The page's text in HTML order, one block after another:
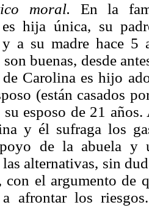
moral. En la
hija única, su
a su madre hace 5
buenas, desde
Carolina es hijo
(están casados
su esposo de 21
y él sufraga los
de la abuela y
alternativas, sin
con el argumento de
a afrontar los